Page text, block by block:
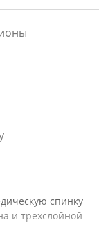
спинку
и трехслойной